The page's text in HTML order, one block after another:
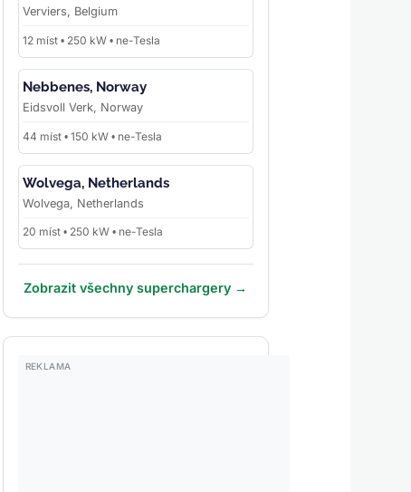
Verviers, Belgium
12 míst • 250 kW • ne-Tesla
Nebbenes, Norway
Eidsvoll Verk, Norway
44 míst • 150 kW • ne-Tesla
Wolvega, Netherlands
Wolvega, Netherlands
20 míst • 250 kW • ne-Tesla
Zobrazit všechny superchargery →